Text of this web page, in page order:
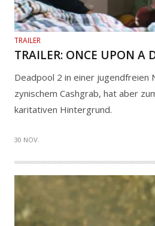
TRAILER
TRAILER: ONCE UPON A
Deadpool 2 in einer jugendfreien
zynischem Cashgrab, hat aber
karitativen Hintergrund.
30 NOV.